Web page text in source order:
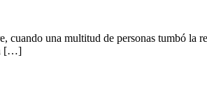
una multitud de personas tumbó la
[…]